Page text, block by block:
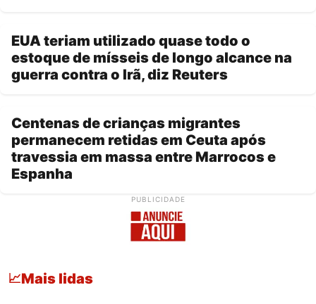
EUA teriam utilizado quase todo o
estoque de mísseis de longo alcance na
guerra contra o Irã, diz Reuters
Centenas de crianças migrantes
permanecem retidas em Ceuta após
travessia em massa entre Marrocos e
Espanha
PUBLICIDADE
📈Mais lidas